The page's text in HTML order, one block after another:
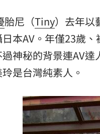
跨海追星吃美食！
胎尼（Tiny）去年以
本AV。年僅23歲
神秘的背景連AV達
是台灣純素人。